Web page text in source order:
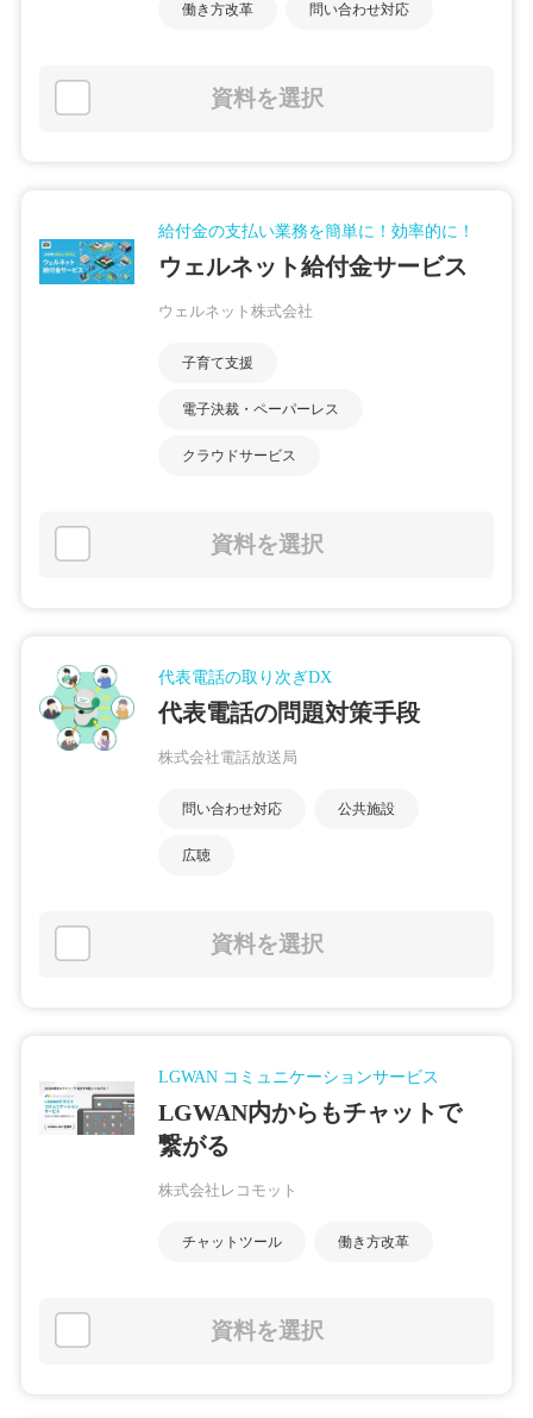
働き方改革 問い合わせ対応
資料を選択
給付金の支払い業務を簡単に！効率的に！
ウェルネット給付金サービス
ウェルネット株式会社
子育て支援
電子決裁・ペーパーレス
クラウドサービス
資料を選択
代表電話の取り次ぎDX
代表電話の問題対策手段
株式会社電話放送局
問い合わせ対応 公共施設
広聴
資料を選択
LGWAN コミュニケーションサービス
LGWAN内からもチャットで
繋がる
株式会社レコモット
チャットツール 働き方改革
資料を選択